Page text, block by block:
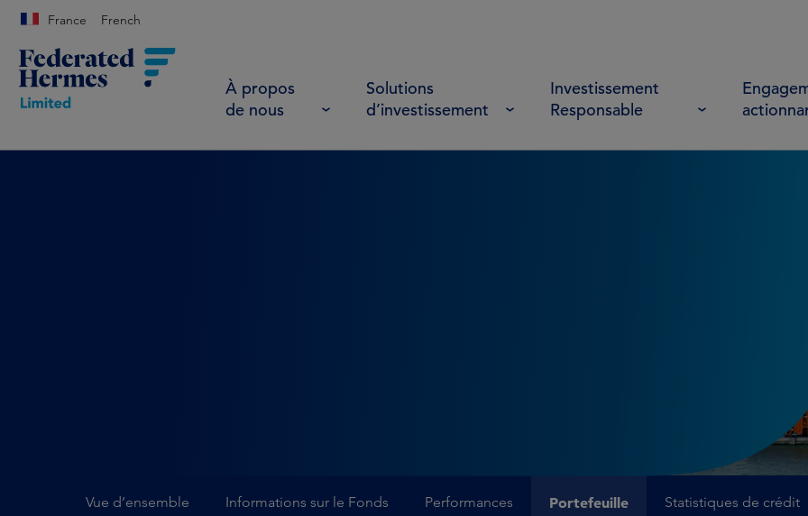
France French
À propos
de nous
Solutions
d’investissement
Investissement
Responsable
Vue d’ensemble Informations sur le Fonds Performances Portefeuille Statistiques de crédit